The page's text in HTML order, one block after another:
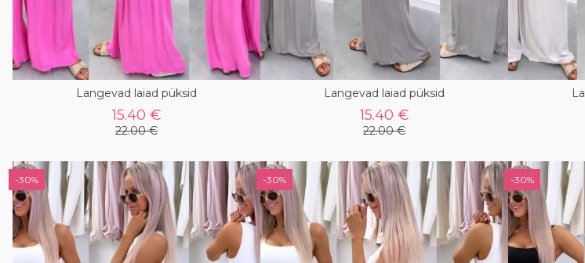
Langevad laiad püksid
15.40 €
22.00 €
Langevad laiad püksid
15.40 €
22.00 €
-30% -30% -30%